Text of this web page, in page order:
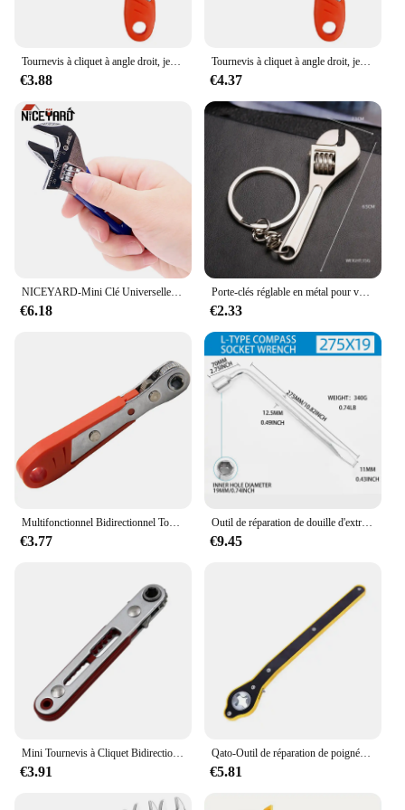
Tournevis à cliquet à angle droit, jeu d'1948 à douille, embout de tournevis MeaccelerScrew 1/4, poignée hexagonale, fente Torx, outil à main 90
€3.88
Tournevis à cliquet à angle droit, jeu d'1948 à douille, embout de tournevis MeaccelerScrew 1/4, poignée hexagonale, fente Torx, outil à main 90
€4.37
€6.18
Porte-clés réglable en métal pour voiture, outil de simulation, pendentif créatif, petit cadeau
€2.33
€3.77
Outil de réparation de douille d'extrémité fendue de type L, tête hexagonale, opathie de voiture LDPWralike, standard, 17mm, 19mm, 21mm
€9.45
€3.91
Qato-Outil de réparation de poignée de garage à cliquet pour petites voitures, type de ciseaux électriques montés sur voiture, cric à manivelle, économie de main-d 'œuvre
€5.81